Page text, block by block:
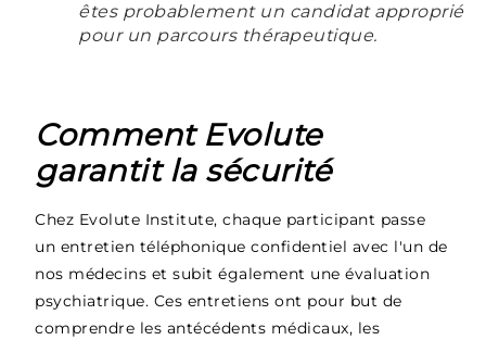
êtes probablement un candidat approprié
pour un parcours thérapeutique.
Comment Evolute
garantit la sécurité
Chez Evolute Institute, chaque participant passe
un entretien téléphonique confidentiel avec l'un de
nos médecins et subit également une évaluation
psychiatrique. Ces entretiens ont pour but de
comprendre les antécédents médicaux, les